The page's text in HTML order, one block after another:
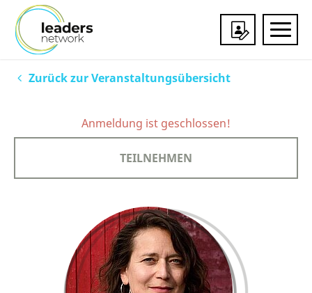
Über uns
Services & Partner
Impressionen
Zurück zur Veranstaltungsübersicht
Anmeldung ist geschlossen!
TEILNEHMEN